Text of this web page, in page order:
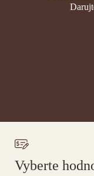
Vyberte